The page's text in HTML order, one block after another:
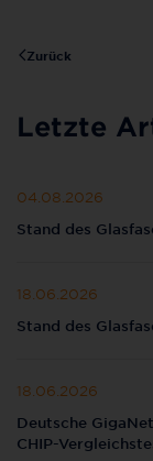
Zurück
Letzte
04.08.2026
Stand des
18.06.2026
Stand des
18.06.2026
Deutsche
CHIP-